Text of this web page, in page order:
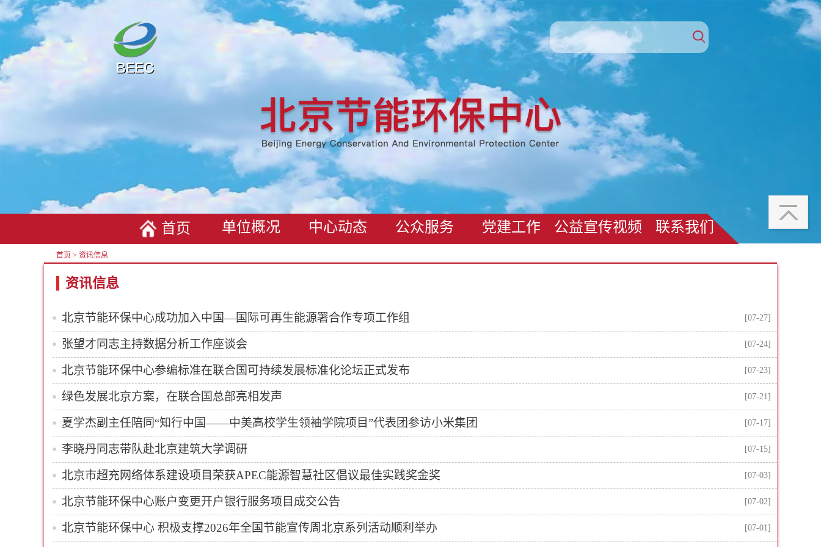
首页 单位概况 中心动态 公众服务 党建工作 公益宣传视频 联系我们
首页 > 资讯信息
资讯信息
北京节能环保中心成功加入中国—国际可再生能源署合作专项工作组 [07-27]
张望才同志主持数据分析工作座谈会 [07-24]
北京节能环保中心参编标准在联合国可持续发展标准化论坛正式发布 [07-23]
绿色发展北京方案，在联合国总部亮相发声 [07-21]
夏学杰副主任陪同“知行中国——中美高校学生领袖学院项目”代表团参访小米集团 [07-17]
李晓丹同志带队赴北京建筑大学调研 [07-15]
北京市超充网络体系建设项目荣获APEC能源智慧社区倡议最佳实践奖金奖 [07-03]
北京节能环保中心账户变更开户银行服务项目成交公告 [07-02]
北京节能环保中心 积极支撑2026年全国节能宣传周北京系列活动顺利举办 [07-01]